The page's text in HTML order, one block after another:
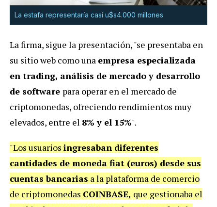
La estafa representaría casi u$s4.000 millones
La firma, sigue la presentación, "se presentaba en
su sitio web como una empresa especializada
en trading, análisis de mercado y desarrollo
de software para operar en el mercado de
criptomonedas, ofreciendo rendimientos muy
elevados, entre el 8% y el 15%".
"Los usuarios ingresaban diferentes
cantidades de moneda fiat (euros) desde sus
cuentas bancarias a la plataforma de comercio
de criptomonedas COINBASE, que gestionaba el